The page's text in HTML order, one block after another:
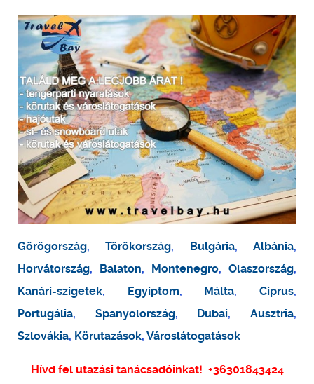
Görögország,Törökország, Bulgária,Albánia,
Horvátország, Balaton, Montenegro, Olaszország,
Kanári-szigetek, Egyiptom, Málta,Ciprus,
Portugália, Spanyolország, Dubai,Ausztria,
Szlovákia, Körutazások, Városlátogatások
Hívd fel utazási tanácsadóinkat! +36301843424